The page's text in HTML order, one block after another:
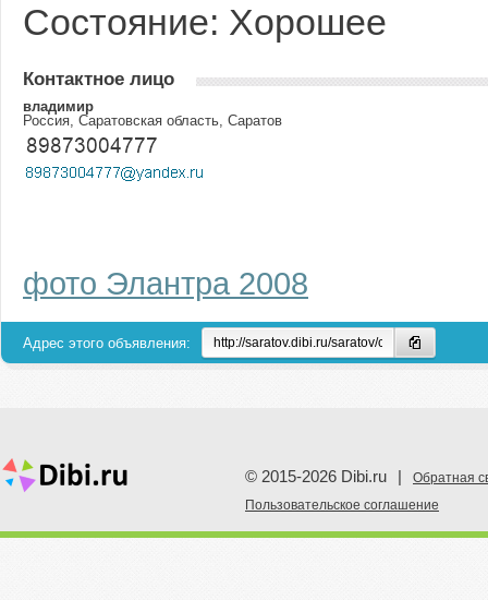
Состояние: Хорошее
Контактное лицо
владимир
Россия, Саратовская область, Саратов
фото Элантра 2008
Адрес этого объявления:
© 2015-2026 Dibi.ru
Обратная
Пoльзовательское соглашение